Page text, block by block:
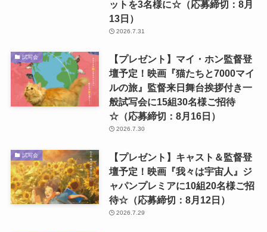
ットを3名様に☆（応募締切：8月
13日）
2026.7.31
試写会
【プレゼント】マイ・ホン監督登
壇予定！映画『猫たちと7000マイ
ルの旅』監督来日舞台挨拶付き一
般試写会に15組30名様ご招待
☆（応募締切：8月16日）
2026.7.30
試写会
【プレゼント】キャスト＆監督登
壇予定！映画『我々は宇宙人』ジ
ャパンプレミアに10組20名様ご招
待☆（応募締切：8月12日）
2026.7.29